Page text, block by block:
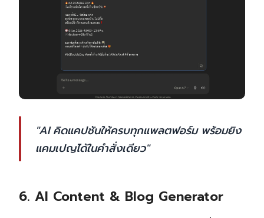
"AI คิดแคปชันให้ครบทุกแพลตฟอร์ม พร้อมยิง
แคมเปญได้ในคำสั่งเดียว"
6. AI Content & Blog Generator